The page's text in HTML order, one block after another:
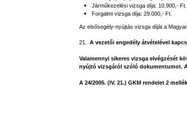
Járműkezelési vizsga díja: 10.900,- Ft.
Forgalmi vizsga díja: 29.000,- Ft.
Az elsősegély-nyújtás vizsga díját a
21. A vezetői engedély átvételével
Valamennyi sikeres vizsga elvégzését
nyújtó vizsgáról szóló dokumentumot.
A 24/2005. (lV. 21.) GKM rendelet 2